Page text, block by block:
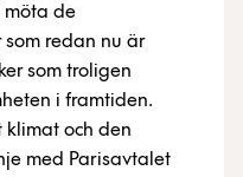
möta de
redan nu är
som troligen
i framtiden.
och den
med Parisavtalet